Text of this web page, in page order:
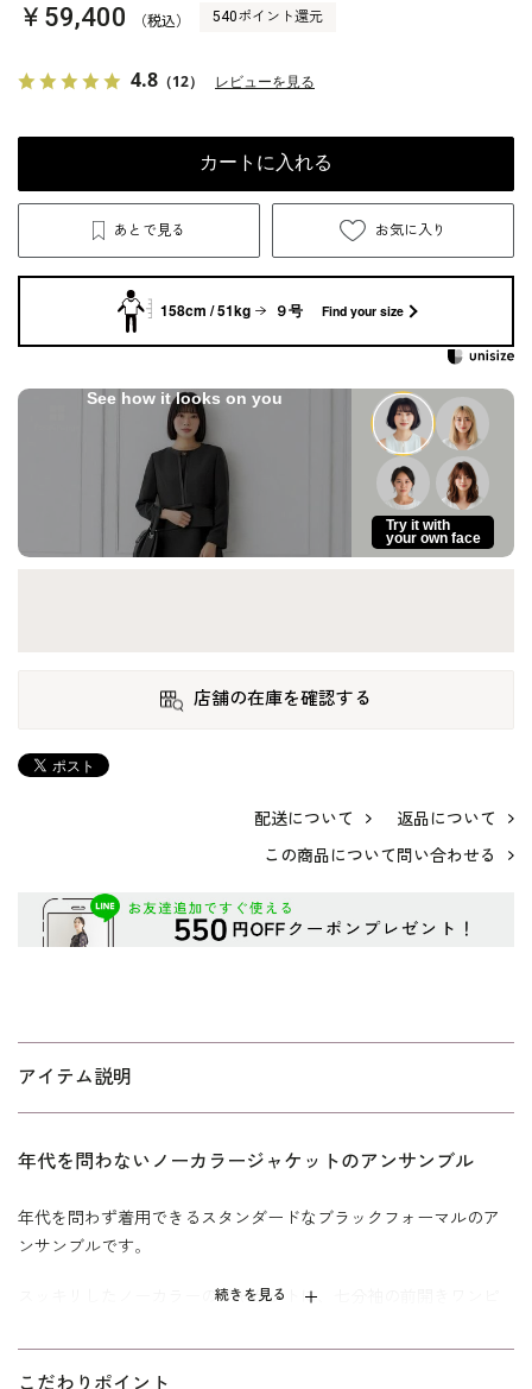
￥59,400 （税込） 540ポイント還元
4.8 （12） レビューを見る
カートに入れる
あとで見る お気に入り
158cm / 51kg ９号 Find your size
See how it looks on you
Try it with
your own face
店舗の在庫を確認する
配送について
返品について
この商品について問い合わせる
アイテム説明
続きを見る
年代を問わないノーカラージャケットのアンサンブル
年代を問わず着用できるスタンダードなブラックフォーマルのア
ンサンブルです。
スッキリしたノーカラーのジャケットに、七分袖の前開きワンピ
せの部分とワンピースのウエスト部分にグログランでアクセント
を付けました。 オリジナルのリボンで装いの変化も楽しめます。
こだわりポイント